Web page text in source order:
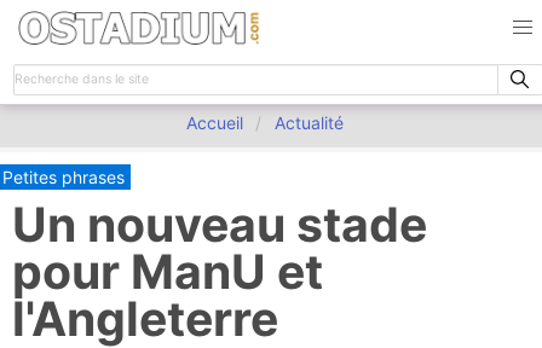
Accueil Actualité
Petites phrases
Un nouveau stade
pour ManU et
l'Angleterre